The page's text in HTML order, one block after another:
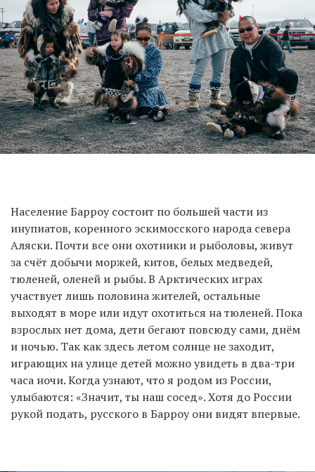
Население Барроу состоит по большей части из
инупиатов, коренного эскимосского народа севера
Аляски. Почти все они охотники и рыболовы, живут
за счёт добычи моржей, китов, белых медведей,
тюленей, оленей и рыбы. В Арктических играх
участвует лишь половина жителей, остальные
выходят в море или идут охотиться на тюленей. Пока
взрослых нет дома, дети бегают повсюду сами, днём
и ночью. Так как здесь летом солнце не заходит,
играющих на улице детей можно увидеть в два-три
часа ночи. Когда узнают, что я родом из России,
улыбаются: «Значит, ты наш сосед». Хотя до России
рукой подать, русского в Барроу они видят впервые.